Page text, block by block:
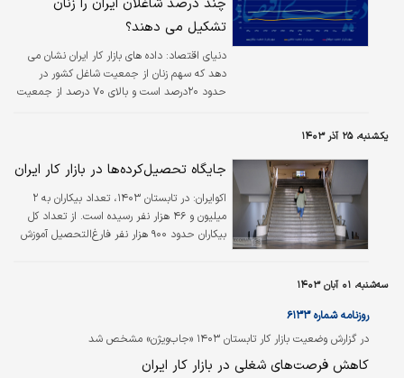
تشکیل می دهند؟
دنیای اقتصاد: داده های بازار کار ایران نشان می
دهد که سهم زنان از جمعیت شاغل کشور در
حدود ۲۰درصد است و بالای ۷۰ درصد از جمعیت
یکشنبه، ۲۵ آذر ۱۴۰۳
جایگاه تحصیل‌کرده‌ها در بازار کار ایران
اکوایران:
در تابستان ۱۴۰۳، تعداد بیکاران به ۲
میلیون و ۴۶ هزار نفر رسیده است. از تعداد کل
بیکاران حدود ۹۰۰ هزار نفر فارغ‌التحصیل آموزش
سه‌شنبه، ۰۱ آبان ۱۴۰۳
در گزارش وضعیت بازار کار تابستان ۱۴۰۳ «جاب‏‏‌ویژن» مشخص شد
روزنامه شماره ۶۱۳۳
کاهش فرصت‏‏‌های شغلی در بازار کار ایران